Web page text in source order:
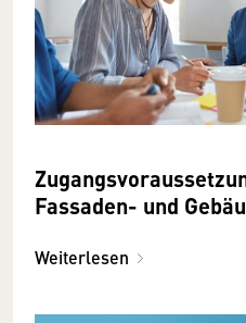
Fassaden- und
Weiterlesen